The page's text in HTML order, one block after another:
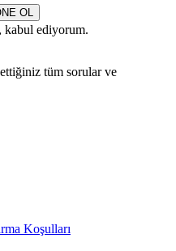
OL
kabul ediyorum.
tüm sorular ve
Koşulları